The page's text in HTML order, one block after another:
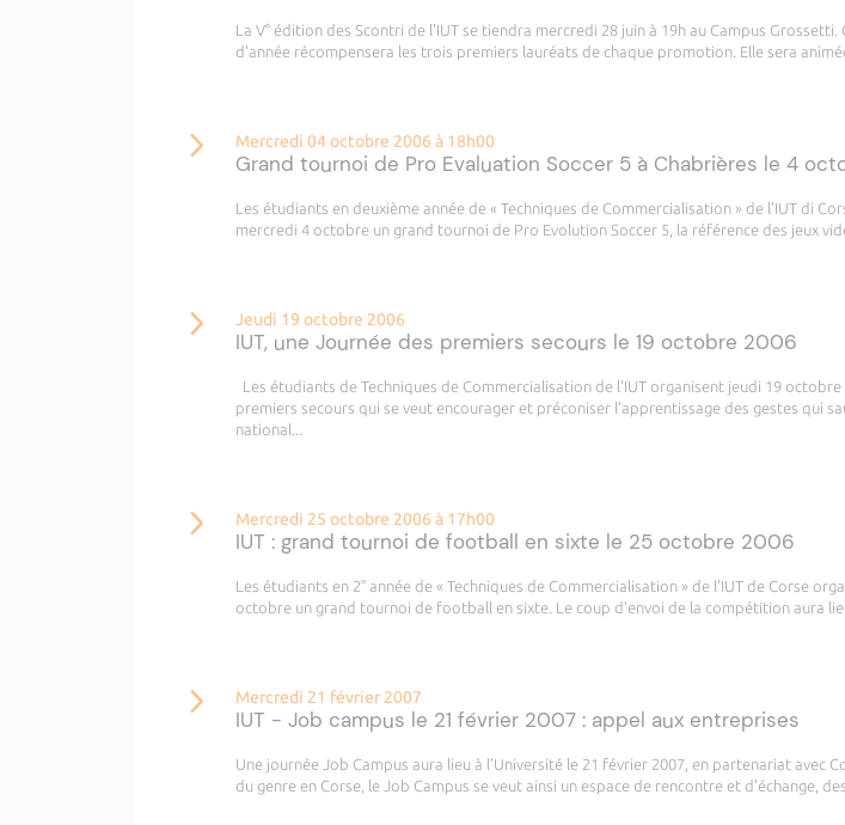
La V° édition des Scontri de l'IUT se tiendra mercredi 28 juin à 19h au Campus
d'année récompensera les trois premiers lauréats de chaque promotion. Elle sera
Mercredi 04 octobre 2006 à 18h00
Grand tournoi de Pro Evaluation Soccer 5 à Chabrières le 4
Les étudiants en deuxième année de « Techniques de Commercialisation » de l'IUT di
mercredi 4 octobre un grand tournoi de Pro Evolution Soccer 5, la référence des jeux
Jeudi 19 octobre 2006
IUT, une Journée des premiers secours le 19 octobre 2006
Les étudiants de Techniques de Commercialisation de l'IUT organisent jeudi 19 octobre
premiers secours qui se veut encourager et préconiser l'apprentissage des gestes qui
national...
Mercredi 25 octobre 2006 à 17h00
IUT : grand tournoi de football en sixte le 25 octobre 2006
Les étudiants en 2° année de « Techniques de Commercialisation » de l'IUT de Corse
octobre un grand tournoi de football en sixte. Le coup d'envoi de la compétition aura lieu
Mercredi 21 février 2007
IUT - Job campus le 21 février 2007 : appel aux entreprises
Une journée Job Campus aura lieu à l'Université le 21 février 2007, en partenariat avec
du genre en Corse, le Job Campus se veut ainsi un espace de rencontre et d'échange,